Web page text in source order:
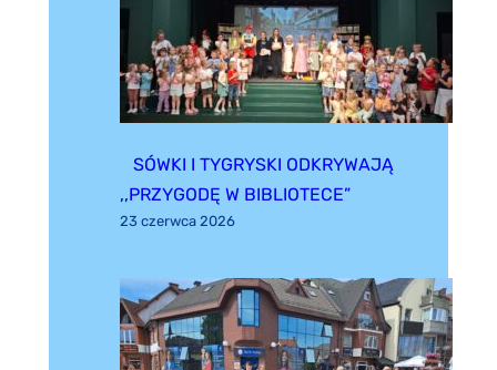
SÓWKI I TYGRYSKI ODKRYWAJĄ
,,PRZYGODĘ W BIBLIOTECE”
23 czerwca 2026